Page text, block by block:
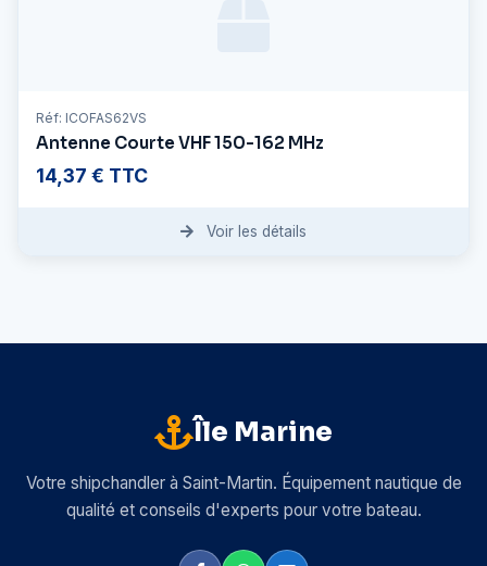
Réf: ICOFAS62VS
Antenne Courte VHF 150-162 MHz
14,37 € TTC
Voir les détails
Île Marine
Votre shipchandler à Saint-Martin. Équipement nautique de
qualité et conseils d'experts pour votre bateau.